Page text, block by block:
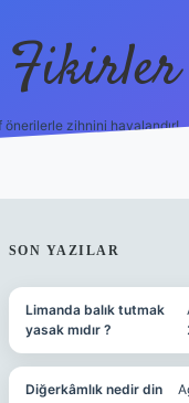
önerilerle zihnini havalandır!
SIDEBAR
SON YAZILAR
Limanda balık tutmak
yasak mıdır ?
Diğerkâmlık nedir din